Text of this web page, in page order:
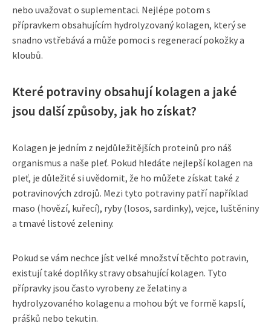
nebo uvažovat o suplementaci. Nejlépe potom s
přípravkem obsahujícím hydrolyzovaný kolagen, který se
snadno vstřebává a může pomoci s regenerací pokožky a
kloubů.
Které potraviny obsahují kolagen a jaké
jsou další způsoby, jak ho získat?
Kolagen je jedním z nejdůležitějších proteinů pro náš
organismus a naše pleť. Pokud hledáte nejlepší kolagen na
pleť, je důležité si uvědomit, že ho můžete získat také z
potravinových zdrojů. Mezi tyto potraviny patří například
maso (hovězí, kuřecí), ryby (losos, sardinky), vejce, luštěniny
a tmavé listové zeleniny.
Pokud se vám nechce jíst velké množství těchto potravin,
existují také doplňky stravy obsahující kolagen. Tyto
přípravky jsou často vyrobeny ze želatiny a
hydrolyzovaného kolagenu a mohou být ve formě kapslí,
prášků nebo tekutin.